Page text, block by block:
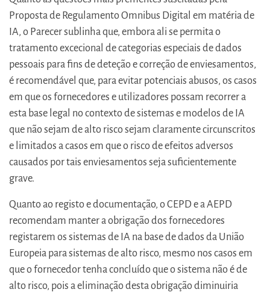
Proposta de Regulamento Omnibus Digital em matéria de
IA, o Parecer sublinha que, embora ali se permita o
tratamento excecional de categorias especiais de dados
pessoais para fins de deteção e correção de enviesamentos,
é recomendável que, para evitar potenciais abusos, os casos
em que os fornecedores e utilizadores possam recorrer a
esta base legal no contexto de sistemas e modelos de IA
que não sejam de alto risco sejam claramente circunscritos
e limitados a casos em que o risco de efeitos adversos
causados por tais enviesamentos seja suficientemente
grave.
Quanto ao registo e documentação, o CEPD e a AEPD
recomendam manter a obrigação dos fornecedores
registarem os sistemas de IA na base de dados da União
Europeia para sistemas de alto risco, mesmo nos casos em
que o fornecedor tenha concluído que o sistema não é de
alto risco, pois a eliminação desta obrigação diminuiria